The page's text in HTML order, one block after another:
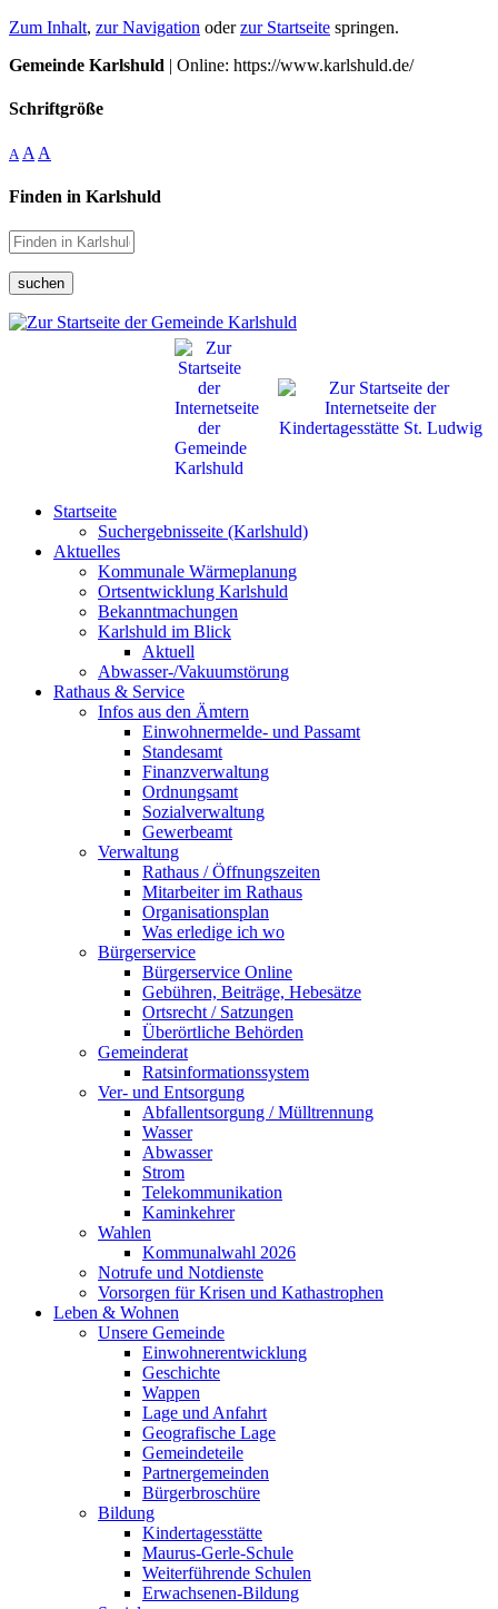
Zum Inhalt, zur Navigation oderzur Startseite springen.
Gemeinde Karlshuld | Online: https://www.karlshuld.de/
Schriftgröße
A A A
Finden in Karlshuld
suchen
Startseite
Suchergebnisseite (Karlshuld)
Aktuelles
Kommunale Wärmeplanung
Ortsentwicklung Karlshuld
Bekanntmachungen
Karlshuld im Blick
Aktuell
Abwasser-/Vakuumstörung
Rathaus & Service
Infos aus den Ämtern
Einwohnermelde- und Passamt
Standesamt
Finanzverwaltung
Ordnungsamt
Sozialverwaltung
Gewerbeamt
Verwaltung
Rathaus / Öffnungszeiten
Mitarbeiter im Rathaus
Organisationsplan
Was erledige ich wo
Bürgerservice
Bürgerservice Online
Gebühren, Beiträge, Hebesätze
Ortsrecht / Satzungen
Überörtliche Behörden
Gemeinderat
Ratsinformationssystem
Ver- und Entsorgung
Abfallentsorgung / Mülltrennung
Wasser
Abwasser
Strom
Telekommunikation
Kaminkehrer
Wahlen
Kommunalwahl 2026
Notrufe und Notdienste
Vorsorgen für Krisen und Kathastrophen
Leben & Wohnen
Unsere Gemeinde
Einwohnerentwicklung
Geschichte
Wappen
Lage und Anfahrt
Geografische Lage
Gemeindeteile
Partnergemeinden
Bürgerbroschüre
Bildung
Kindertagesstätte
Maurus-Gerle-Schule
Weiterführende Schulen
Erwachsenen-Bildung